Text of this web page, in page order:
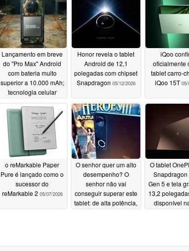
Lançamento em breve
do "Pro Max" Android
com bateria muito
superior a 10.000 mAh;
tecnologia celular
05/12/2026
Honor revela o tablet
Android de 12,1
polegadas com chipset
Snapdragon 05/12/2026
iQoo
oficialmente
tablet carro-
iQoo 15T05/
o reMarkable Paper
Pure é lançado como o
sucessor do
reMarkable 2 05/07/2026
O senhor quer um alto
desempenho? O
senhor não vai
conseguir superar este
tablet: de alta potência,
O tablet
Snapdragon
Gen 5 e tela
13,2
disponível